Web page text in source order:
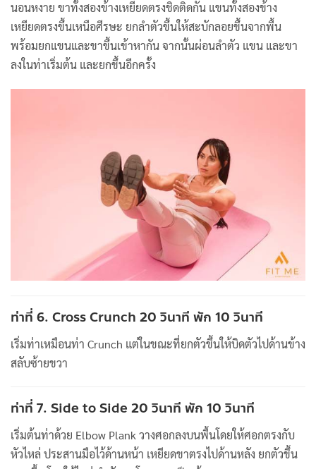
นอนหงาย ขาทั้งสองข้างเหยียดตรงชิดติดกัน แขนทั้งสองข้าง
เหยียดตรงขึ้นเหนือศีรษะ ยกลำตัวขึ้นให้สะบักลอยขึ้นจากพื้น
พร้อมยกแขนและขาขึ้นเข้าหากัน จากนั้นผ่อนลำตัว แขน และขา
ลงในท่าเริ่มต้น และยกขึ้นอีกครั้ง
ท่าที่ 6. Cross Crunch 20 วินาที พัก 10 วินาที
เริ่มท่าเหมือนท่า Crunch แต่ในขณะที่ยกตัวขึ้นให้บิดตัวไปด้านข้าง
สลับซ้ายขวา
ท่าที่ 7. Side to Side 20 วินาที พัก 10 วินาที
เริ่มต้นท่าด้วย Elbow Plank วางศอกลงบนพื้นโดยให้ศอกตรงกับ
หัวไหล่ ประสานมือไว้ด้านหน้า เหยียดขาตรงไปด้านหลัง ยกตัวขึ้น